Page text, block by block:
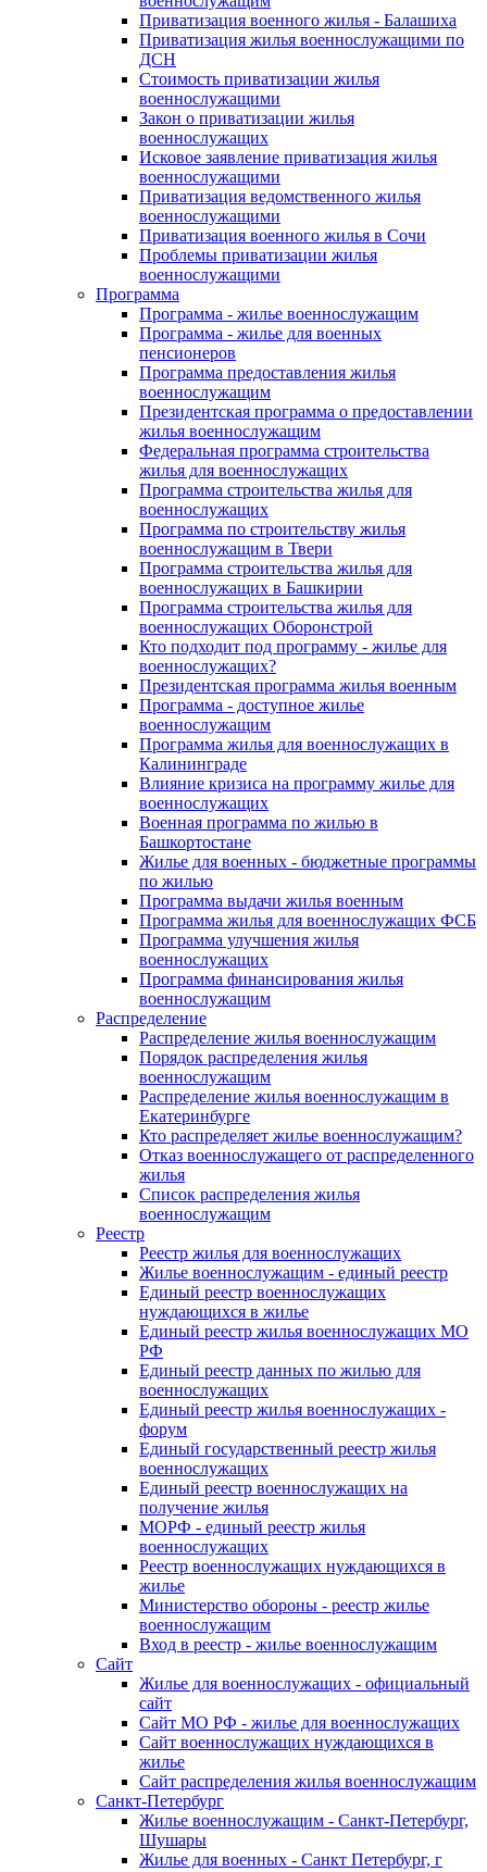
Приватизация военного жилья - Балашиха
Приватизация жилья военнослужащими по
ДСН
Стоимость приватизации жилья
военнослужащими
Закон о приватизации жилья
военнослужащих
Исковое заявление приватизация жилья
военнослужащими
Приватизация ведомственного жилья
военнослужащими
Приватизация военного жилья в Сочи
Проблемы приватизации жилья
военнослужащими
Программа
Программа - жилье военнослужащим
Программа - жилье для военных
пенсионеров
Программа предоставления жилья
военнослужащим
Президентская программа о предоставлении
жилья военнослужащим
Федеральная программа строительства
жилья для военнослужащих
Программа строительства жилья для
военнослужащих
Программа по строительству жилья
военнослужащим в Твери
Программа строительства жилья для
военнослужащих в Башкирии
Программа строительства жилья для
военнослужащих Оборонстрой
Кто подходит под программу - жилье для
военнослужащих?
Президентская программа жилья военным
Программа - доступное жилье
военнослужащим
Программа жилья для военнослужащих в
Калининграде
Влияние кризиса на программу жилье для
военнослужащих
Военная программа по жилью в
Башкортостане
Жилье для военных - бюджетные программы
по жилью
Программа выдачи жилья военным
Программа жилья для военнослужащих ФСБ
Программа улучшения жилья
военнослужащих
Программа финансирования жилья
военнослужащим
Распределение
Распределение жилья военнослужащим
Порядок распределения жилья
военнослужащим
Распределение жилья военнослужащим в
Екатеринбурге
Кто распределяет жилье военнослужащим?
Отказ военнослужащего от распределенного
жилья
Список распределения жилья
военнослужащим
Реестр
Реестр жилья для военнослужащих
Жилье военнослужащим - единый реестр
Единый реестр военнослужащих
нуждающихся в жилье
Единый реестр жилья военнослужащих МО
РФ
Единый реестр данных по жилью для
военнослужащих
Единый реестр жилья военнослужащих -
форум
Единый государственный реестр жилья
военнослужащих
Единый реестр военнослужащих на
получение жилья
МОРФ - единый реестр жилья
военнослужащих
Реестр военнослужащих нуждающихся в
жилье
Министерство обороны - реестр жилье
военнослужащим
Вход в реестр - жилье военнослужащим
Сайт
Жилье для военнослужащих - официальный
сайт
Сайт МО РФ - жилье для военнослужащих
Сайт военнослужащих нуждающихся в
жилье
Сайт распределения жилья военнослужащим
Санкт-Петербург
Жилье военнослужащим - Санкт-Петербург,
Шушары
Жилье для военных - Санкт Петербург, г